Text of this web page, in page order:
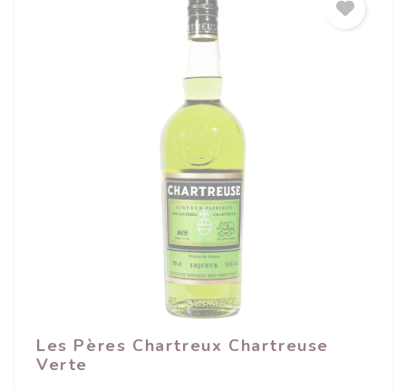
Les Pères Chartreux Chartreuse
Verte